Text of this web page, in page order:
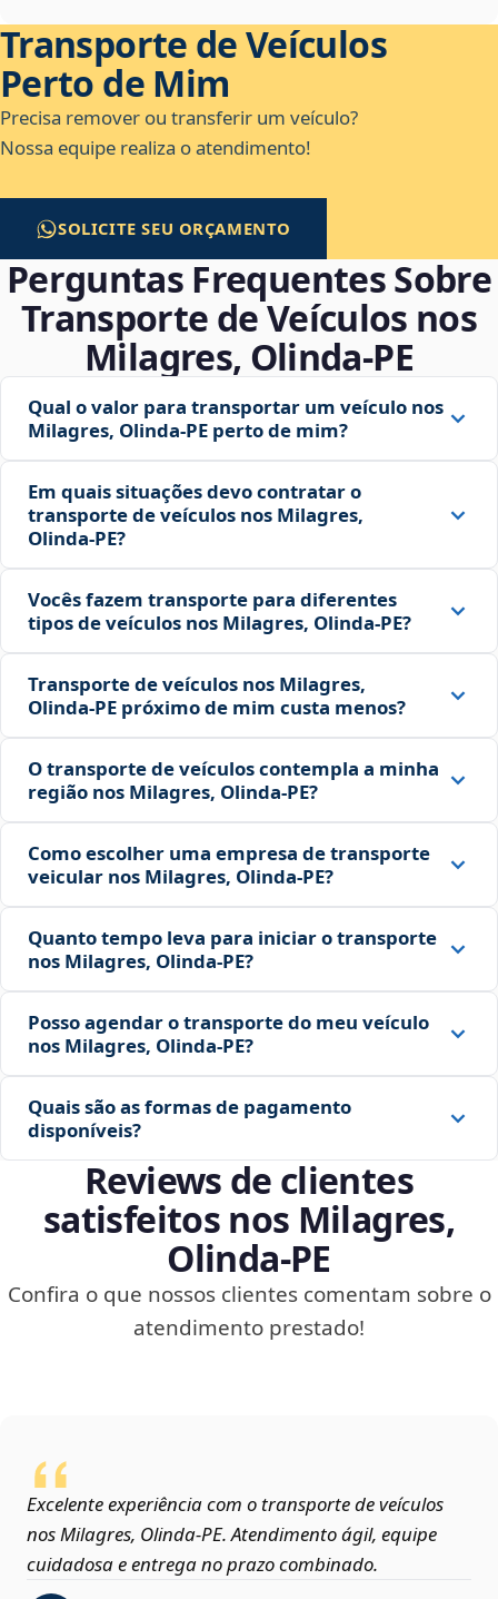
Transporte de Veículos
Perto de Mim
Precisa remover ou transferir um veículo?
Nossa equipe realiza o atendimento!
SOLICITE SEU ORÇAMENTO
Perguntas Frequentes Sobre
Transporte de Veículos nos
Milagres, Olinda‑PE
Qual o valor para transportar um veículo nos
Milagres, Olinda‑PE perto de mim?
Em quais situações devo contratar o
transporte de veículos nos Milagres,
Olinda‑PE?
Vocês fazem transporte para diferentes
tipos de veículos nos Milagres, Olinda‑PE?
Transporte de veículos nos Milagres,
Olinda‑PE próximo de mim custa menos?
O transporte de veículos contempla a minha
região nos Milagres, Olinda‑PE?
Como escolher uma empresa de transporte
veicular nos Milagres, Olinda‑PE?
Quanto tempo leva para iniciar o transporte
nos Milagres, Olinda‑PE?
Posso agendar o transporte do meu veículo
nos Milagres, Olinda‑PE?
Quais são as formas de pagamento
disponíveis?
Reviews de clientes
satisfeitos nos Milagres,
Olinda‑PE
Confira o que nossos clientes comentam sobre o
atendimento prestado!
Excelente experiência com o transporte de veículos
nos Milagres, Olinda‑PE. Atendimento ágil, equipe
cuidadosa e entrega no prazo combinado.